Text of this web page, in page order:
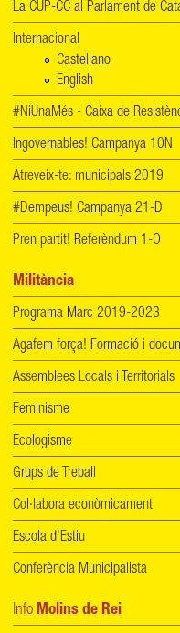
La CUP-CC al Parlament de
Internacional
Castellano
English
#NiUnaMés - Caixa de
Ingovernables! Campanya 10N
Atreveix-te: municipals 2019
#Dempeus! Campanya 21-D
Pren partit! Referèndum 1-O
Militància
Programa Marc 2019-2023
Agafem força! Formació i
Assemblees Locals i Territorials
Feminisme
Ecologisme
Grups de Treball
Col·labora econòmicament
Escola d'Estiu
Conferència Municipalista
Info Molins de Rei